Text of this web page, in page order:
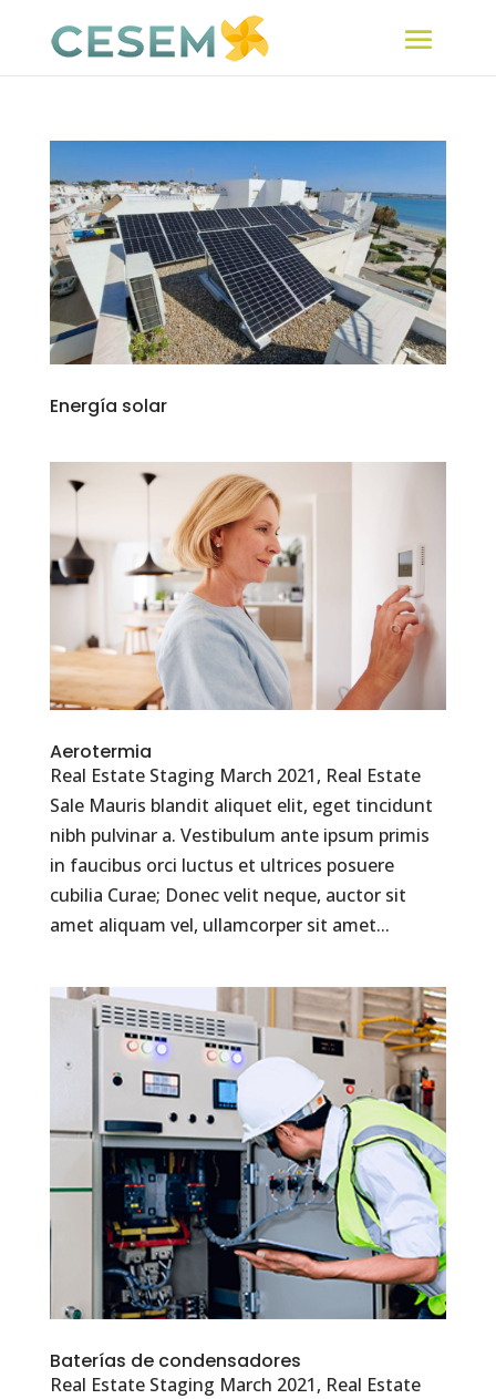
Energía solar
Aerotermia
Real Estate Staging March 2021, Real Estate
Sale Mauris blandit aliquet elit, eget tincidunt
nibh pulvinar a. Vestibulum ante ipsum primis
in faucibus orci luctus et ultrices posuere
cubilia Curae; Donec velit neque, auctor sit
amet aliquam vel, ullamcorper sit amet...
Baterías de condensadores
Real Estate Staging March 2021, Real Estate